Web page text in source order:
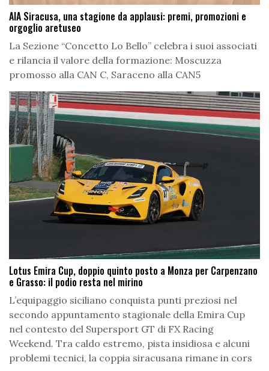
AIA Siracusa, una stagione da applausi: premi, promozioni e
orgoglio aretuseo
La Sezione “Concetto Lo Bello” celebra i suoi associati
e rilancia il valore della formazione: Moscuzza
promosso alla CAN C, Saraceno alla CAN5
Lotus Emira Cup, doppio quinto posto a Monza per Carpenzano
e Grasso: il podio resta nel mirino
L’equipaggio siciliano conquista punti preziosi nel
secondo appuntamento stagionale della Emira Cup
nel contesto del Supersport GT di FX Racing
Weekend. Tra caldo estremo, pista insidiosa e alcuni
problemi tecnici, la coppia siracusana rimane in cors